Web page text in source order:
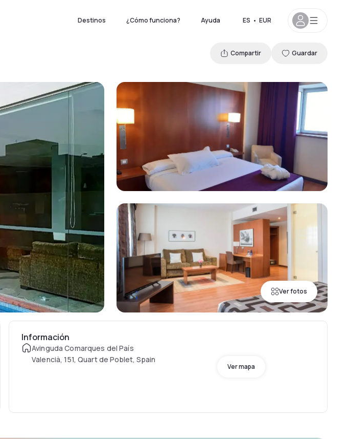
Destinos ¿Cómo funciona? Ayuda ES • EUR
Ver fotos
Compartir Guardar
Información
Avinguda Comarques del País
Valencià, 151, Quart de Poblet, Spain
Ver mapa